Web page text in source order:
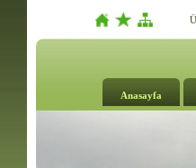
Anasayfa